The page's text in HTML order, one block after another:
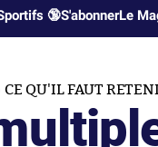
🔞S'abonnerLe
CE QU'IL FAUT